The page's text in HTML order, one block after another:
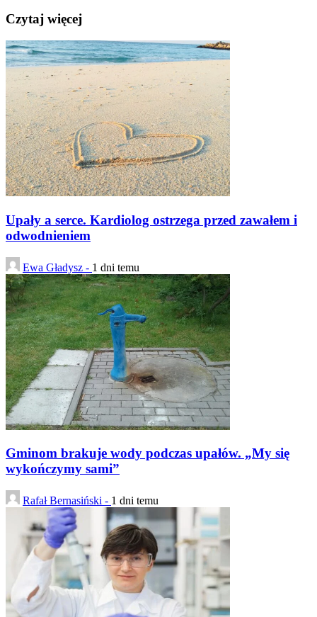
Czytaj więcej
Upały a serce. Kardiolog ostrzega przed zawałem i
odwodnieniem
Ewa Gładysz - 1 dni temu
Gminom brakuje wody podczas upałów. „My się
wykończymy sami”
Rafał Bernasiński - 1 dni temu